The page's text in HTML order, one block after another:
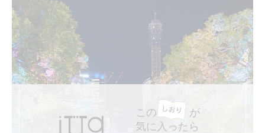
この
が
気に入ったら